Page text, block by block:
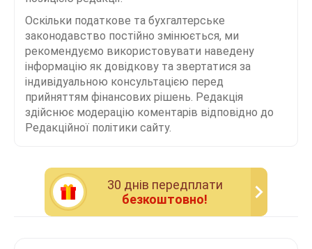
Оскільки податкове та бухгалтерське
законодавство постійно змінюється, ми
рекомендуємо використовувати наведену
інформацію як довідкову та звертатися за
індивідуальною консультацією перед
прийняттям фінансових рішень. Редакція
здійснює модерацію коментарів відповідно до
Редакційної політики сайту.
30 днiв передплати
безкоштовно!